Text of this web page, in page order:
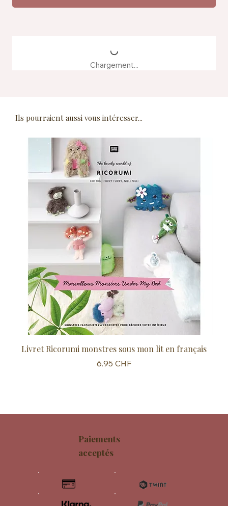
Chargement...
Ils pourraient aussi vous intéresser...
Livret Ricorumi monstres sous mon lit en français
Prix
6.95 CHF
Paiements
acceptés